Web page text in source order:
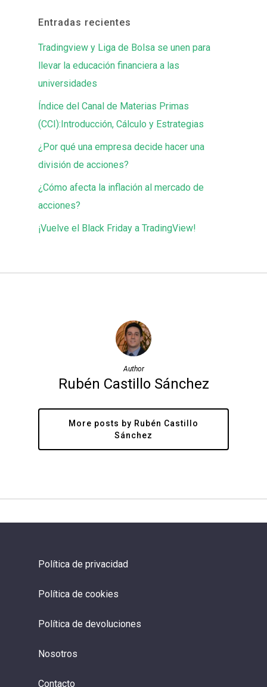
Entradas recientes
Tradingview y Liga de Bolsa se unen para
llevar la educación financiera a las
universidades
Índice del Canal de Materias Primas
(CCI):Introducción, Cálculo y Estrategias
¿Por qué una empresa decide hacer una
división de acciones?
¿Cómo afecta la inflación al mercado de
acciones?
¡Vuelve el Black Friday a TradingView!
Author
Rubén Castillo Sánchez
More posts by Rubén Castillo
Sánchez
Política de privacidad
Política de cookies
Política de devoluciones
Nosotros
Contacto